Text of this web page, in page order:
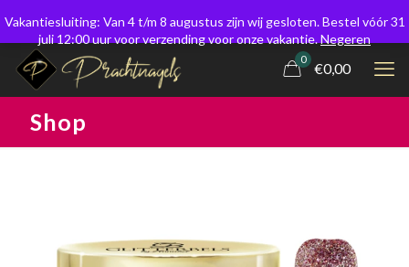
0
€0,00
Shop
Vakantiesluiting: Van 4 t/m 8 augustus zijn wij gesloten. Bestel vóór 31
juli 12:00 uur voor verzending voor onze vakantie.Negeren